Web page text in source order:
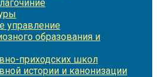
управление
образования и
приходских школ
истории и канонизации